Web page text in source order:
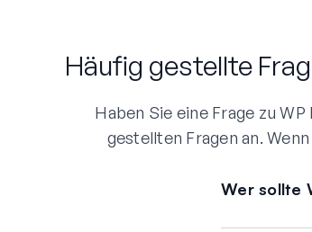
Häufig gestellte
Haben Sie eine Frage zu
gestellten Fragen an.
Wer sollte